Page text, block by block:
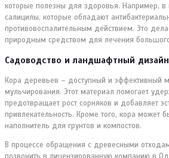
которые полезны для здоровья. Например, в
салицилы, которые обладают
противовоспалительным действием. Это
природным средством для лечения
Садоводство и ландшафтный дизайн
Кора деревьев – доступный и эффективный
мульчирования. Этот материал помогает
предотвращает рост сорняков и добавляет
привлекательность. Кроме того, кора может
наполнитель для грунтов и компостов.
В процессе обращения с древесными
позвонить в лицензированную компанию в